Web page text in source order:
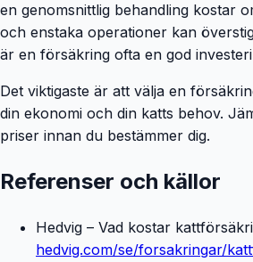
en genomsnittlig behandling kostar
och enstaka operationer kan
är en försäkring ofta en god
Det viktigaste är att välja en
din ekonomi och din katts behov.
priser innan du bestämmer dig.
Referenser och källor
Hedvig – Vad kostar
hedvig.com/se/forsakringar/